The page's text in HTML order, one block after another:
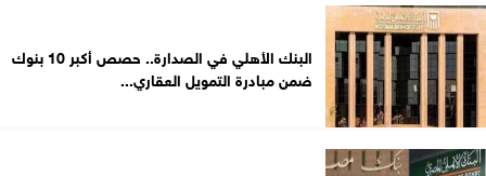
البنك الأهلي في الصدارة.. حصص أكبر 10 بنوك
ضمن مبادرة التمويل العقاري...